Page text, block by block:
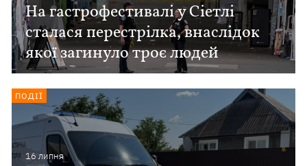
На гастрофестивалі у Сіетлі
сталася перестрілка, внаслідок
якої загинуло троє людей
16 липня
ПОДІЇ